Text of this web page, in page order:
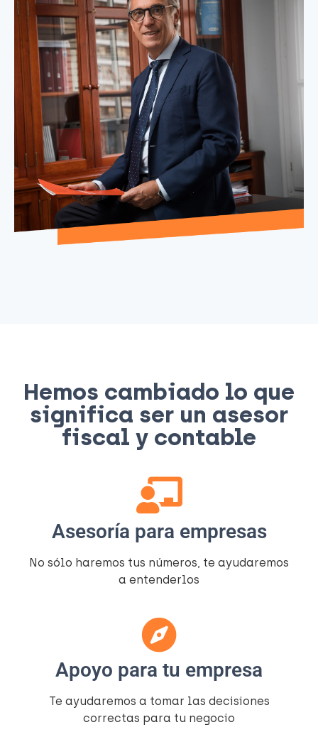
Hemos cambiado lo que
significa ser un asesor
fiscal y contable​
Asesoría para empresas
No sólo haremos tus números, te ayudaremos
a entenderlos​
Apoyo para tu empresa
Te ayudaremos a tomar las decisiones
correctas para tu negocio